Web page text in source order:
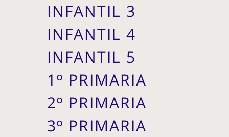
INFANTIL 3
INFANTIL 4
INFANTIL 5
1º PRIMARIA
2º PRIMARIA
3º PRIMARIA